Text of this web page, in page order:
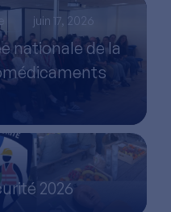
juin 17, 2026
nationale de la
2026